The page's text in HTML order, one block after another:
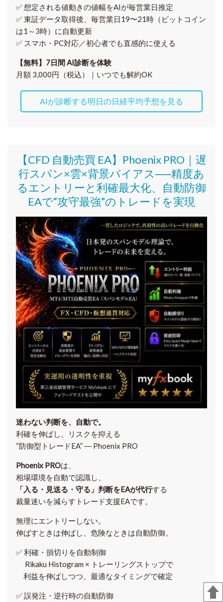
✅ 想定される値動きの値幅をAIが毎営業日推定
✅ 東証データ取得後、 毎営業日19〜21時（ビットコイン
は1～3時）に自動更新
✅ スマホ・PC対応／初心者でも直感的に使える
【無料】7日間 AI診断を体験
月額 3,000円（税込）｜いつでも解約OK
AIが診断する明日の日経平均予想を見る
【CFD 自動売買 EA】Phoenix PRO｜遅
行スパン×雲×背景バイアス──精度あ
るエントリーと利確最大化、自動防御
EAで“攻守最強”のトレードを実現
迷わない判断を、自動で。
利確を伸ばし、リスクを抑える
“防御型トレードEA” ― Phoenix PRO
Phoenix PROは、
相場環境を自動で認識し、
「入る・見送る・守る」判断をEAが代行する
裁量迷いを減らすトレード支援EAです。
無理にエントリーしない。
伸ばすときは伸ばし、危険なときは自動防御。
✅利確・損切りを自動制御
Rikaku Histogram × トレーリングストップで
利益を伸ばしつつ、最適なタイミングで確定
✅誤発注・逆行時の自動防御